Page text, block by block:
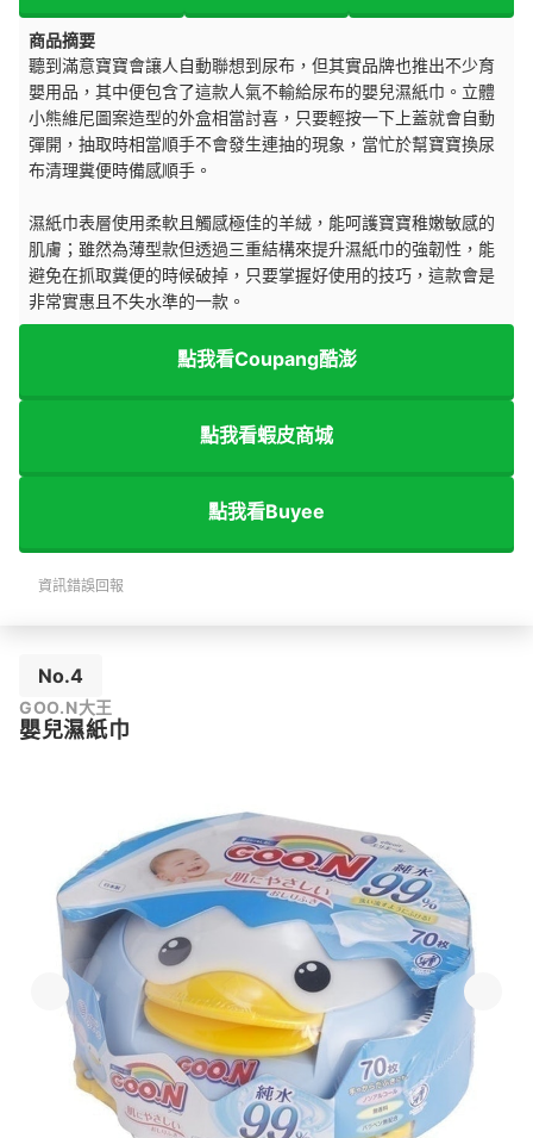
商品摘要
聽到滿意寶寶會讓人自動聯想到尿布，但其實品牌也推出不少育
嬰用品，其中便包含了這款人氣不輸給尿布的嬰兒濕紙巾。立體
小熊維尼圖案造型的外盒相當討喜，只要輕按一下上蓋就會自動
彈開，抽取時相當順手不會發生連抽的現象，當忙於幫寶寶換尿
布清理糞便時備感順手。
濕紙巾表層使用柔軟且觸感極佳的羊絨，能呵護寶寶稚嫩敏感的
肌膚；雖然為薄型款但透過三重結構來提升濕紙巾的強韌性，能
避免在抓取糞便的時候破掉，只要掌握好使用的技巧，這款會是
非常實惠且不失水準的一款。
點我看Coupang酷澎
點我看蝦皮商城
點我看Buyee
資訊錯誤回報
No.4
GOO.N大王
嬰兒濕紙巾